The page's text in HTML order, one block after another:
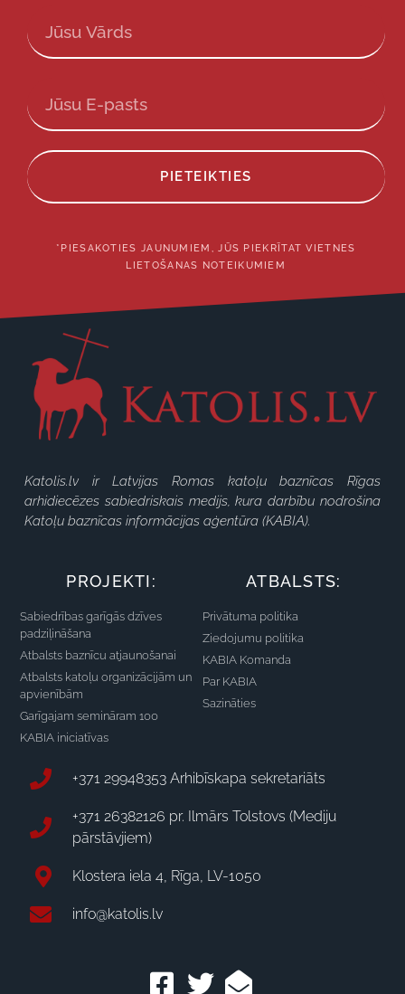
PIETEIKTIES
*PIESAKOTIES JAUNUMIEM, JŪS PIEKRĪTAT VIETNES
LIETOŠANAS NOTEIKUMIEM
Katolis.lv ir Latvijas Romas katoļu baznīcas Rīgas
arhidiecēzes sabiedriskais medijs, kura darbību nodrošina
Katoļu baznīcas informācijas aģentūra (KABIA).
PROJEKTI:
Sabiedrības garīgās dzīves
padziļināšana
Atbalsts baznīcu atjaunošanai
Atbalsts katoļu organizācijām un
apvienībām
Garīgajam semināram 100
KABIA iniciatīvas
ATBALSTS:
Privātuma politika
Ziedojumu politika
KABIA Komanda
Par KABIA
Sazināties
+371 29948353 Arhibīskapa sekretariāts
+371 26382126 pr. Ilmārs Tolstovs (Mediju
pārstāvjiem)
Klostera iela 4, Rīga, LV-1050
info@katolis.lv